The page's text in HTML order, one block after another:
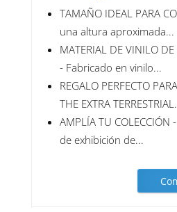
TAMAÑO IDEAL PARA
una altura aproximada...
MATERIAL DE VINILO
- Fabricado en vinilo...
REGALO PERFECTO
THE EXTRA
AMPLÍA TU COLECCIÓN
de exhibición de...